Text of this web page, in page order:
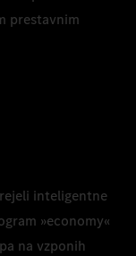
prestavnim
inteligentne
»economy«
na vzponih